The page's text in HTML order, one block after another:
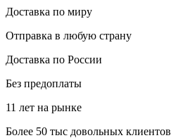
Доставка по миру
Отправка в любую страну
Доставка по России
Без предоплаты
11 лет на рынке
Более 50 тыс довольных клиентов